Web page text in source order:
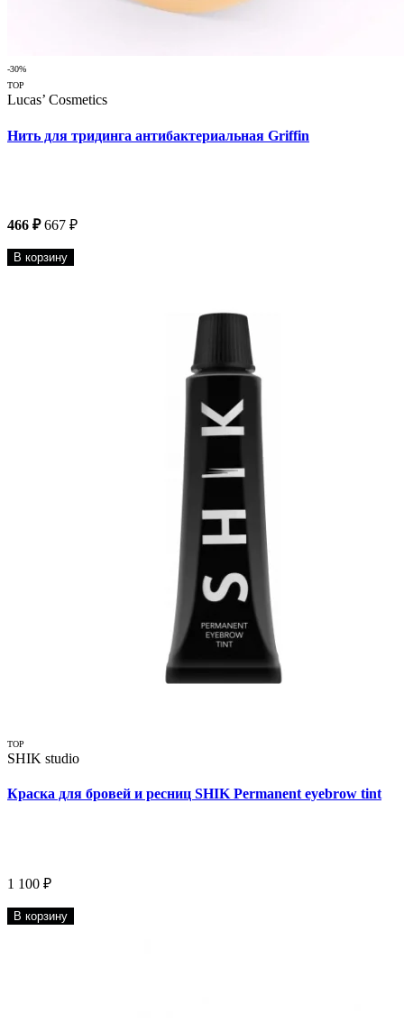
-30%
TOP
Lucas’ Cosmetics
Нить для тридинга антибактериальная Griffin
466 ₽ 667 ₽
В корзину
TOP
SHIK studio
Краска для бровей и ресниц SHIK Permanent eyebrow tint
1 100 ₽
В корзину